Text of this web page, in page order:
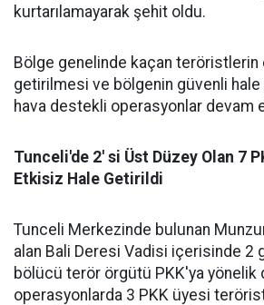
kurtarılamayarak şehit oldu.
Bölge genelinde kaçan teröristlerin
getirilmesi ve bölgenin güvenli
hava destekli operasyonlar devam
Tunceli'de 2' si Üst Düzey Olan 7
Etkisiz Hale Getirildi
Tunceli Merkezinde bulunan
alan Bali Deresi Vadisi içerisinde 2
bölücü terör örgütü PKK'ya yönelik
operasyonlarda 3 PKK üyesi